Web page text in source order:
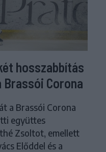
hosszabbítás
Corona
a Brassói Corona
együttes
Zsoltot, emellett
Előddel és a